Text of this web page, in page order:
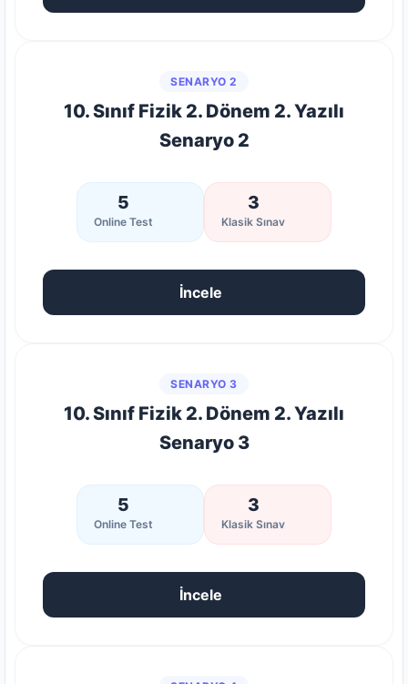
SENARYO 2
10. Sınıf Fizik 2. Dönem 2. Yazılı
Senaryo 2
5
Online Test
3
Klasik Sınav
İncele
SENARYO 3
10. Sınıf Fizik 2. Dönem 2. Yazılı
Senaryo 3
5
Online Test
3
Klasik Sınav
İncele